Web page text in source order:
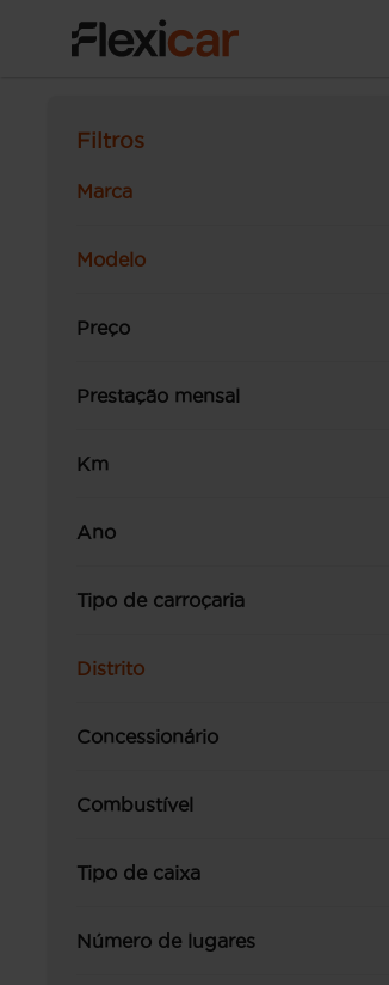
Filtros
Marca
Modelo
Preço
Prestação mensal
Km
Ano
Tipo de carroçaria
Distrito
Concessionário
Combustível
Tipo de caixa
Número de lugares